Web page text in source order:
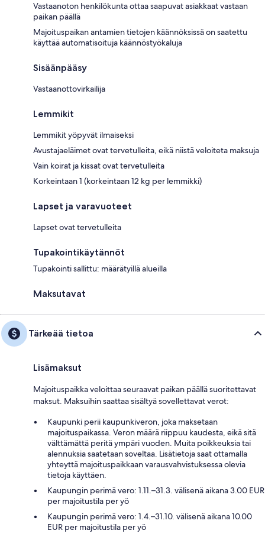
Vastaanoton henkilökunta ottaa saapuvat asiakkaat vastaan
paikan päällä
Majoituspaikan antamien tietojen käännöksissä on saatettu
käyttää automatisoituja käännöstyökaluja
Sisäänpääsy
Vastaanottovirkailija
Lemmikit
Lemmikit yöpyvät ilmaiseksi
Avustajaeläimet ovat tervetulleita, eikä niistä veloiteta maksuja
Vain koirat ja kissat ovat tervetulleita
Korkeintaan 1 (korkeintaan 12 kg per lemmikki)
Lapset ja varavuoteet
Lapset ovat tervetulleita
Tupakointikäytännöt
Tupakointi sallittu: määrätyillä alueilla
Maksutavat
Tärkeää tietoa
Lisämaksut
Majoituspaikka veloittaa seuraavat paikan päällä suoritettavat
maksut. Maksuihin saattaa sisältyä sovellettavat verot:
Kaupunki perii kaupunkiveron, joka maksetaan
majoituspaikassa. Veron määrä riippuu kaudesta, eikä sitä
välttämättä peritä ympäri vuoden. Muita poikkeuksia tai
alennuksia saatetaan soveltaa. Lisätietoja saat ottamalla
yhteyttä majoituspaikkaan varausvahvistuksessa olevia
tietoja käyttäen.
Kaupungin perimä vero: 1.11.–31.3. välisenä aikana 3.00 EUR
per majoitustila per yö
Kaupungin perimä vero: 1.4.–31.10. välisenä aikana 10.00
EUR per majoitustila per yö